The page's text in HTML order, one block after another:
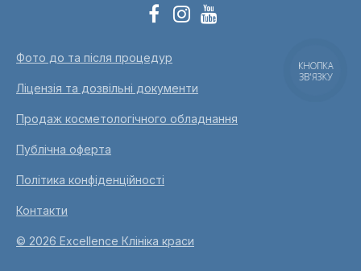
Фото до та після процедур
Ліцензія та дозвільні документи
Продаж косметологічного обладнання
Публічна оферта
Політика конфіденційності
Контакти
© 2026 Excellence Клініка краси
КНОПКА
ЗВ'ЯЗКУ